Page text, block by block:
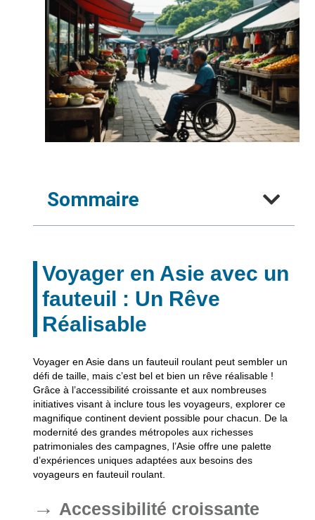
Sommaire
Voyager en Asie avec un
fauteuil : Un Rêve
Réalisable
Voyager en Asie dans un fauteuil roulant peut sembler un
défi de taille, mais c’est bel et bien un rêve réalisable !
Grâce à l’accessibilité croissante et aux nombreuses
initiatives visant à inclure tous les voyageurs, explorer ce
magnifique continent devient possible pour chacun. De la
modernité des grandes métropoles aux richesses
patrimoniales des campagnes, l’Asie offre une palette
d’expériences uniques adaptées aux besoins des
voyageurs en fauteuil roulant.
Accessibilité croissante